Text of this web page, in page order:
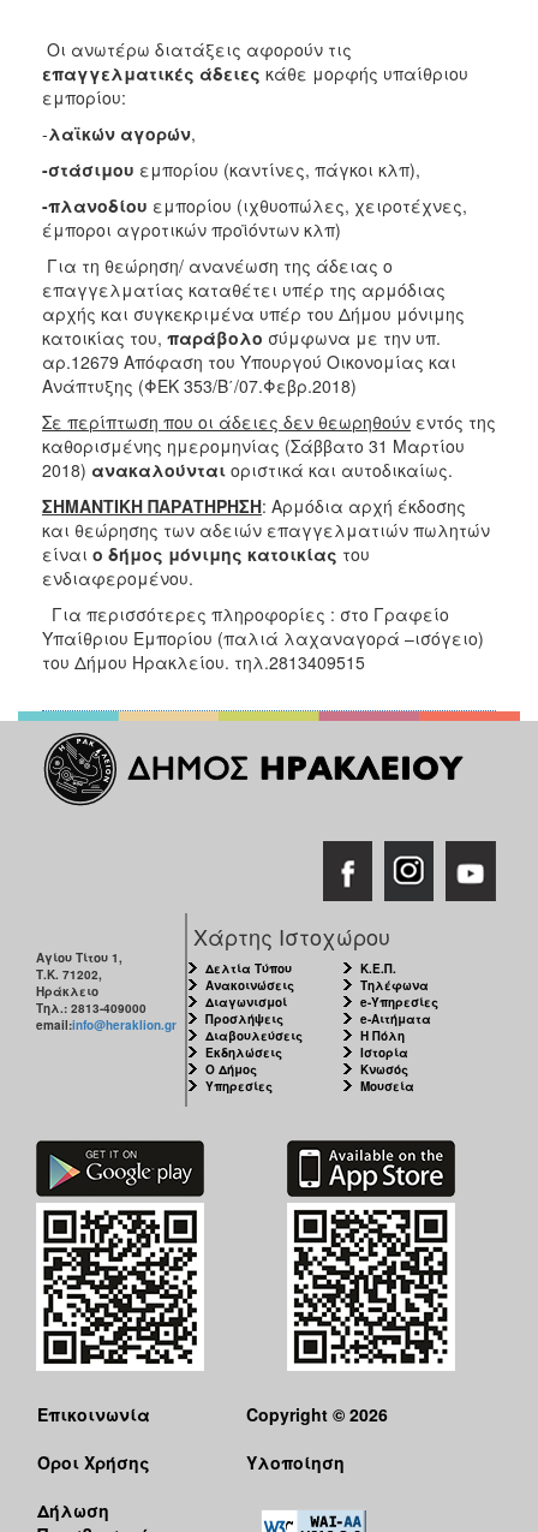
Οι ανωτέρω διατάξεις αφορούν τις
επαγγελματικές άδειες κάθε μορφής υπαίθριου
εμπορίου:
-λαϊκών αγορών,
-στάσιμου εμπορίου (καντίνες, πάγκοι κλπ),
-πλανοδίου εμπορίου (ιχθυοπώλες, χειροτέχνες,
έμποροι αγροτικών προϊόντων κλπ)
Για τη θεώρηση/ ανανέωση της άδειας ο
επαγγελματίας καταθέτει υπέρ της αρμόδιας
αρχής και συγκεκριμένα υπέρ του Δήμου μόνιμης
κατοικίας του, παράβολο σύμφωνα με την υπ.
αρ.12679 Απόφαση του Υπουργού Οικονομίας και
Ανάπτυξης (ΦΕΚ 353/Β΄/07.Φεβρ.2018)
Σε περίπτωση που οι άδειες δεν θεωρηθούν εντός της
καθορισμένης ημερομηνίας (Σάββατο 31 Μαρτίου
2018) ανακαλούνται οριστικά και αυτοδικαίως.
ΣΗΜΑΝΤΙΚΗ ΠΑΡΑΤΗΡΗΣΗ: Αρμόδια αρχή έκδοσης
και θεώρησης των αδειών επαγγελματιών πωλητών
είναι ο δήμος μόνιμης κατοικίας του
ενδιαφερομένου.
Για περισσότερες πληροφορίες : στο Γραφείο
Υπαίθριου Εμπορίου (παλιά λαχαναγορά –ισόγειο)
του Δήμου Ηρακλείου. τηλ.2813409515
Αγίου Τίτου 1,
Τ.Κ. 71202,
Ηράκλειο
Τηλ.: 2813-409000
email:info@heraklion.gr
Χάρτης Ιστοχώρου
Δελτία Τύπου
Ανακοινώσεις
Διαγωνισμοί
Προσλήψεις
Διαβουλεύσεις
Εκδηλώσεις
Ο Δήμος
Υπηρεσίες
Κ.Ε.Π.
Τηλέφωνα
e-Υπηρεσίες
e-Αιτήματα
Η Πόλη
Ιστορία
Κνωσός
Μουσεία
Επικοινωνία
Όροι Χρήσης
Δήλωση
Copyright © 2026
Υλοποίηση